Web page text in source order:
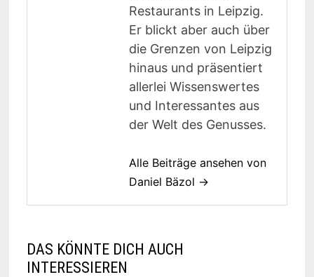
Restaurants in Leipzig.
Er blickt aber auch über
die Grenzen von Leipzig
hinaus und präsentiert
allerlei Wissenswertes
und Interessantes aus
der Welt des Genusses.
Alle Beiträge ansehen von
Daniel Bäzol →
DAS KÖNNTE DICH AUCH
INTERESSIEREN